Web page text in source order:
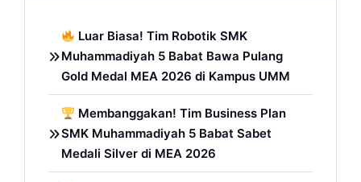
Luar Biasa! Tim Robotik SMK
Muhammadiyah 5 Babat Bawa Pulang
Gold Medal MEA 2026 di Kampus UMM
Membanggakan! Tim Business Plan
SMK Muhammadiyah 5 Babat Sabet
Medali Silver di MEA 2026